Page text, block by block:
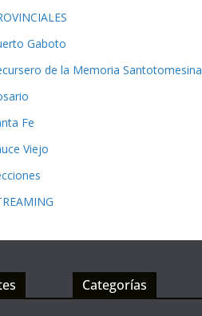
Gaboto
de la Memoria Santotomesina
Fe
Viejo
Categorías